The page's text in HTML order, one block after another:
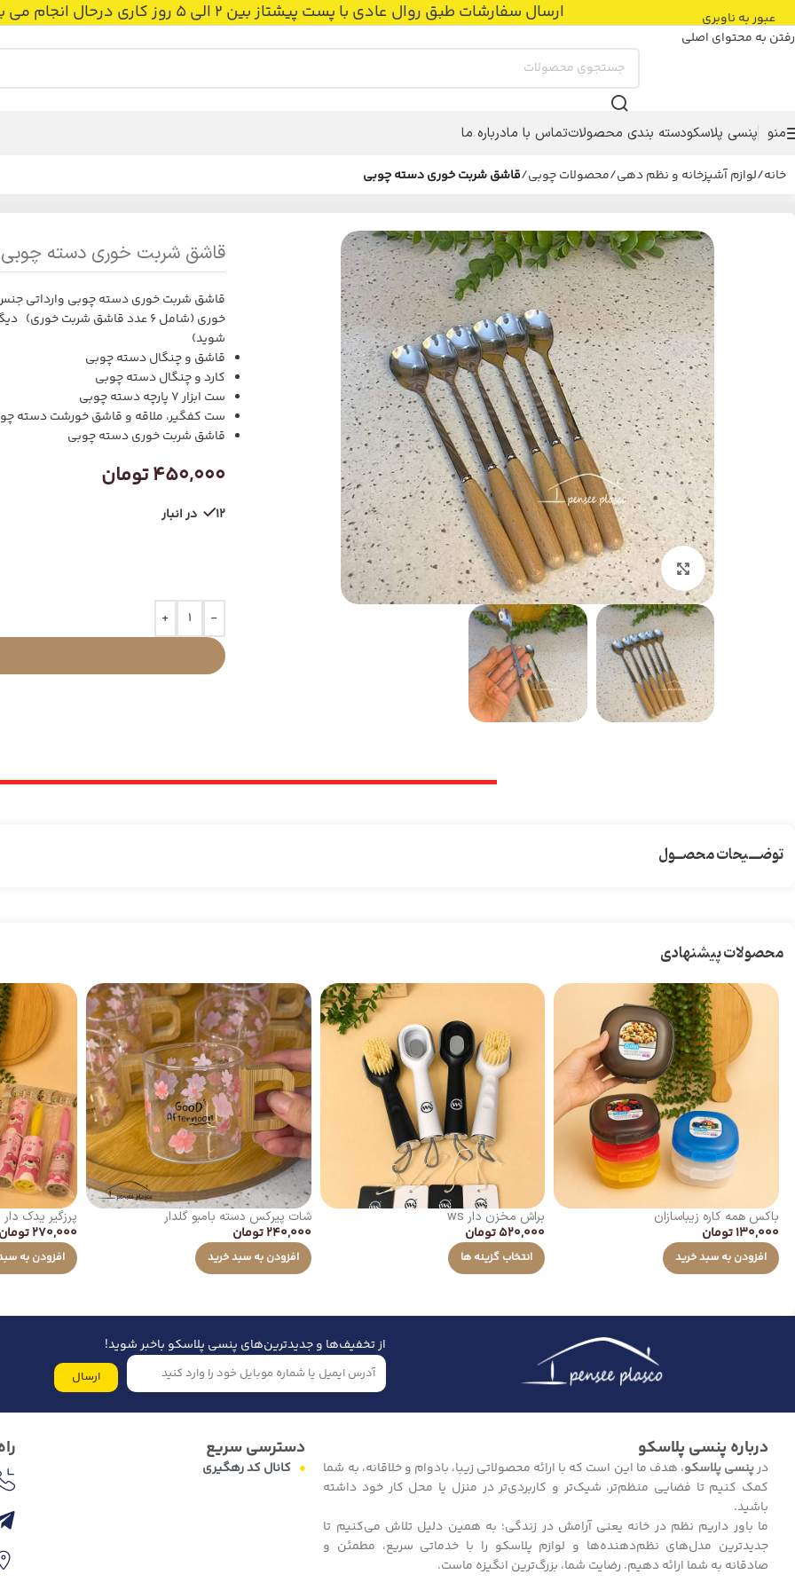
عبور به ناوبری
رفتن به محتوای اصلی
ارسال سفارشات طبق روال عادی با پست پیشتاز بین 2 الی 5 روز کاری درحال انجام می باشد.
منو پنسی پلاسکودسته بندی محصولاتتماس با مادرباره ما
خانه/لوازم آشپزخانه و نظم دهی/محصولات چوبی/قاشق شربت خوری دسته چوبی
بزرگنمایی تصویر
قاشق شربت خوری دسته چوبی
قاشق شربت خوری دسته چوبی وارداتی
خوری (شامل 6 عدد قاشق شربت
شوید)
قاشق و چنگال دسته چوبی
کارد و چنگال دسته چوبی
ست ابزار 7 پارچه دسته چوبی
ست کفگیر، ملاقه و قاشق خورشت دسته
قاشق شربت خوری دسته چوبی
450,000تومان
12 در انبار
-
+
توضـــیحات محصــول
محصولات پیشنهادی
باکس همه کاره زیباسازان
130,000تومان
افزودن به سبد خرید
براش مخزن دار ws
520,000تومان
انتخاب گزینه ها
شات پیرکس دسته بامبو گلدار
240,000تومان
افزودن به سبد خرید
پرزگیر یدک دار
270,000تومان
افزودن به
از تخفیف‌ها و جدیدترین‌های پنسی پلاسکو باخبر شوید!
ارسال
درباره پنسی پلاسکو
درپنسی پلاسکو، هدف ما این است که با ارائه محصولاتی زیبا، بادوام و خلاقانه، به شما
کمک کنیم تا فضایی منظم‌تر، شیک‌تر و کاربردی‌تر در منزل یا محل کار خود داشته
باشید.
ما باور داریم نظم در خانه یعنی آرامش در زندگی؛ به همین دلیل تلاش می‌کنیم تا
جدیدترین مدل‌های نظم‌دهنده‌ها و لوازم پلاسکو را با خدماتی سریع، مطمئن و
صادقانه به شما ارائه دهیم. رضایت شما، بزرگ‌ترین انگیزه ماست.
دسترسی سریع
کانال کد رهگیری